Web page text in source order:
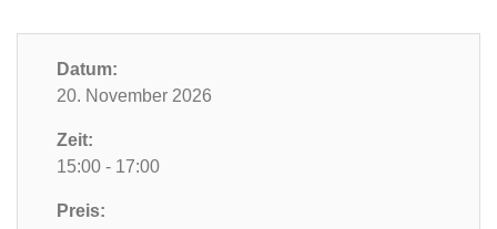
Datum:
20. November 2026
Zeit:
15:00 - 17:00
Preis: